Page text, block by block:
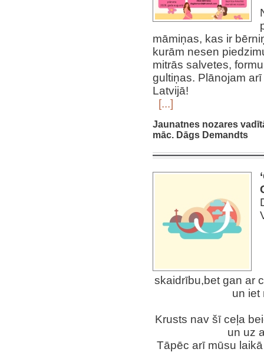
māmiņas, kas ir
kurām nesen
mitrās salvetes,
gultiņas. Plānojam
Latvijā!
[...]
Jaunatnes nozares
māc. Dāgs Demandts
skaidrību,bet gan ar
un iet
Krusts nav šī ceļa
un uz
Tāpēc arī mūsu